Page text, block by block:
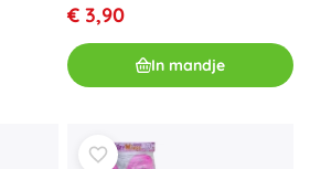
€ 3,90
In mandje